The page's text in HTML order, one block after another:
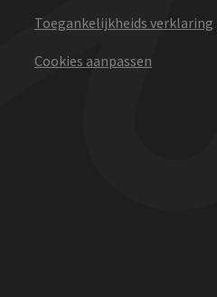
Toegankelijkheids verklaring
Cookies aanpassen